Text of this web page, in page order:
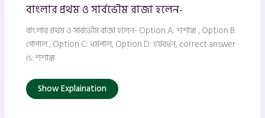
বাংলার প্রথম ও সার্বভৌম রাজা হলেন-
বাংলার প্রথম ও সার্বভৌম রাজা হলেন- Option A: শশাঙ্ক , Option B:
গোপাল , Option C: ধর্মপাল, Option D: হর্যবর্ধন, correct answer
is: শশাঙ্ক
Show Explaination